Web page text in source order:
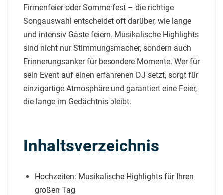
Firmenfeier oder Sommerfest – die richtige
Songauswahl entscheidet oft darüber, wie lange
und intensiv Gäste feiern. Musikalische Highlights
sind nicht nur Stimmungsmacher, sondern auch
Erinnerungsanker für besondere Momente. Wer für
sein Event auf einen erfahrenen DJ setzt, sorgt für
einzigartige Atmosphäre und garantiert eine Feier,
die lange im Gedächtnis bleibt.
Inhaltsverzeichnis
Hochzeiten: Musikalische Highlights für Ihren
großen Tag